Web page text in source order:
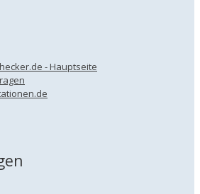
- Hauptseite